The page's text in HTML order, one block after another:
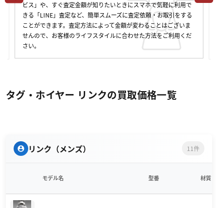
ビス」や、すぐ査定金額が知りたいときにスマホで気軽に利用で
きる「LINE」査定など、簡単スムーズに査定依頼・お取引をする
ことができます。査定方法によって金額が変わることはございま
せんので、お客様のライフスタイルに合わせた方法をご利用くだ
さい。
タグ・ホイヤー リンクの買取価格一覧
リンク（メンズ） 11件
モデル名 型番 材質